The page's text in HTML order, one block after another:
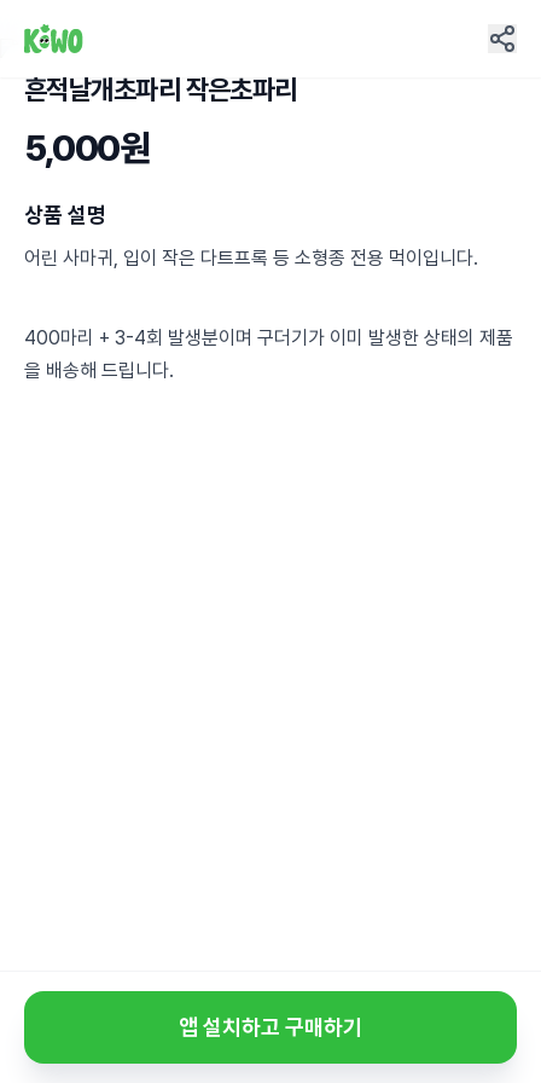
흔적날개초파리 작은초파리
5,000원
상품 설명
어린 사마귀, 입이 작은 다트프록 등 소형종 전용 먹이입니다.
400마리 + 3-4회 발생분이며 구더기가 이미 발생한 상태의 제품
을 배송해 드립니다.
앱 설치하고 구매하기